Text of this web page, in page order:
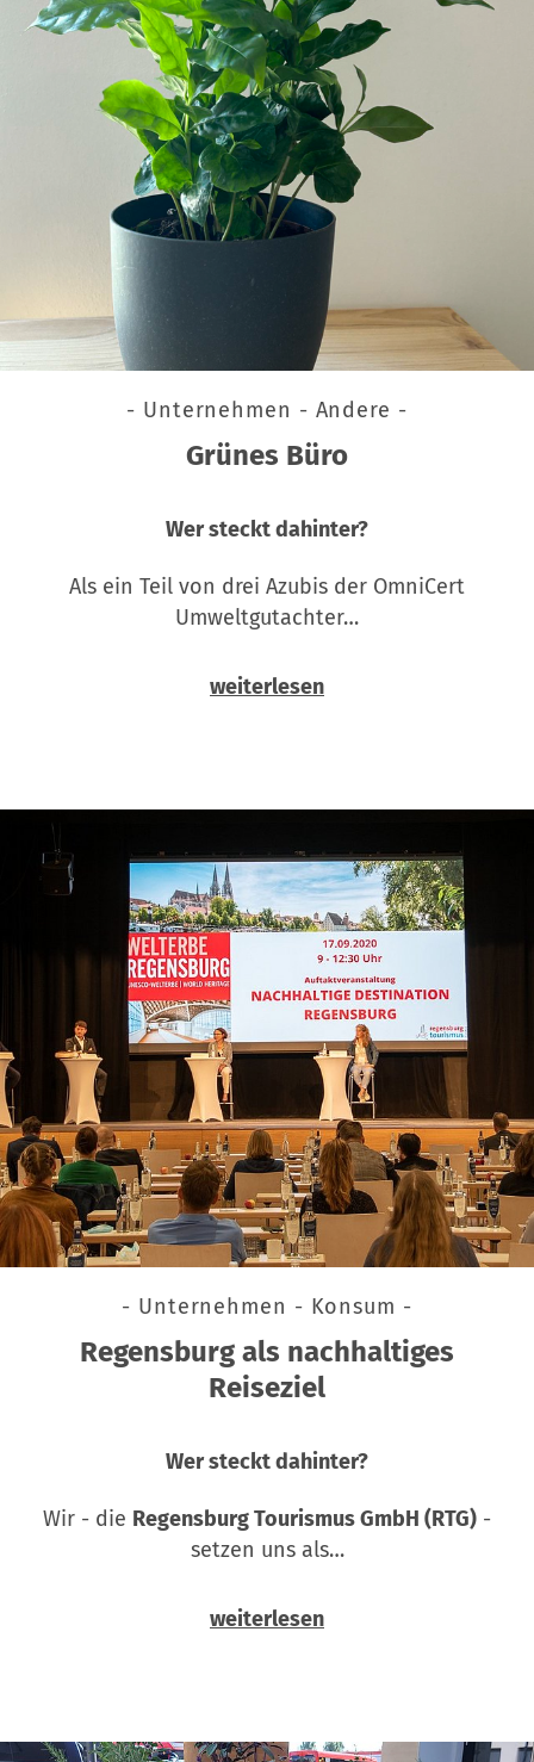
- Unternehmen - Andere -
Grünes Büro
Wer steckt dahinter?
Als ein Teil von drei Azubis der OmniCert
Umweltgutachter…
weiterlesen
- Unternehmen - Konsum -
Regensburg als nachhaltiges
Reiseziel
Wer steckt dahinter?
Wir - die Regensburg Tourismus GmbH (RTG) -
setzen uns als…
weiterlesen